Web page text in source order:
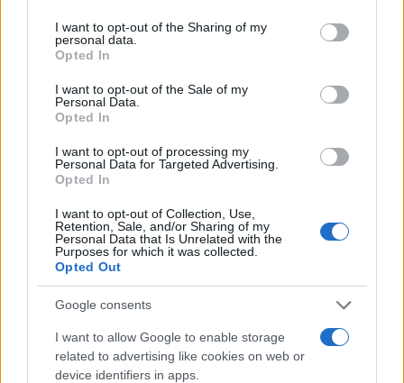
not limited to your visit or usage behaviour. You may click to
grant or deny consent to Google and its third-party tags to
use your data for below specified purposes in below Google
consent section.
I want to opt-out of the Sharing of my
personal data.
Opted In
I want to opt-out of the Sale of my
Personal Data.
Opted In
I want to opt-out of processing my
Personal Data for Targeted Advertising.
Opted In
I want to opt-out of Collection, Use,
Retention, Sale, and/or Sharing of my
Personal Data that Is Unrelated with the
Purposes for which it was collected.
Opted Out
Google consents
I want to allow Google to enable storage
related to advertising like cookies on web or
device identifiers in apps.
ΑΚΟΛΟΥΘΗΣΤΕ ΜΑΣ ΣΤΟ GOOGLE
NEWS ΚΑΝΟΝΤΑΣ ΚΛΙΚ ΕΔΩ
ΧΑΜΑΣ ΗΠΑ ΠΑΛΑΙΣΤΙΝΗ ΑΜΕΡΙΚΑΝΙΚΕΣ ΕΚΛΟΓΕΣ
Ροή Ειδήσεων
ΔΙΕΘΝΗ